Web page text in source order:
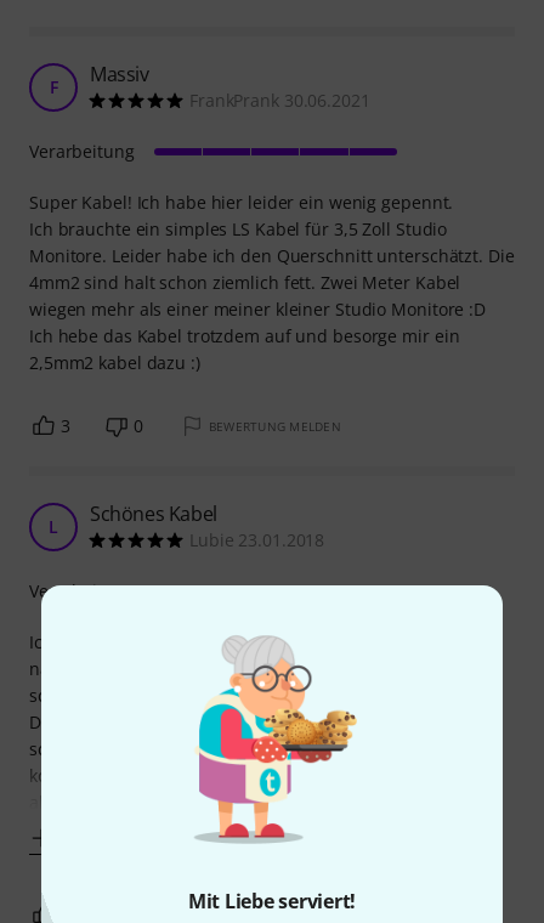
Mit Liebe serviert!
F Massiv
FrankPrank 30.06.2021
Super Kabel! Ich habe hier leider ein wenig gepennt.
Ich brauchte ein simples LS Kabel für 3,5 Zoll Studio
Monitore. Leider habe ich den Querschnitt unterschätzt. Die
4mm2 sind halt schon ziemlich fett. Zwei Meter Kabel
wiegen mehr als einer meiner kleiner Studio Monitore :D
Ich hebe das Kabel trotzdem auf und besorge mir ein
2,5mm2 kabel dazu :)
Verarbeitung
3 0 BEWERTUNG MELDEN
L Schönes Kabel
Lubie 23.01.2018
Ich benutze dieses Kabel momentan für zwei Zeck LF 118
nachbauten mit 18Sound 18W1000 und hatte es jetzt auch
schon auf ein Paar Gigs.
Der Schutzmantel ist super und das Kabel lässt sich sehr
schön verlegen und ist dabei nicht steif oder verdreht sich
komisch beim einrollen. Das Einzige was mich beim
abisolieren gestört hat ist das der Schutzmantel an zwei
Verarbeitung